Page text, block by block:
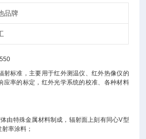
品牌
射标准，主要用于红外测温仪、红外热像仪的
应率的标定，红外光学系统的校准、各种材料
殊金属材料制成，辐射面上刻有同心V型
率涂料；